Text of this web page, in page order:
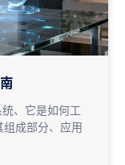
、它是如何工
成部分、应用